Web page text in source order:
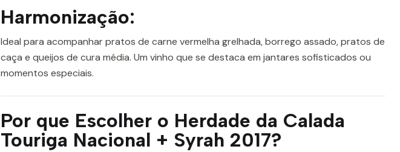
Harmonização:
Ideal para acompanhar pratos de carne vermelha grelhada, borrego assado, pratos de
caça e queijos de cura média. Um vinho que se destaca em jantares sofisticados ou
momentos especiais.
Por que Escolher o Herdade da Calada
Touriga Nacional + Syrah 2017?